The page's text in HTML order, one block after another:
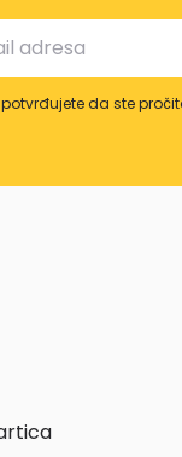
da ste